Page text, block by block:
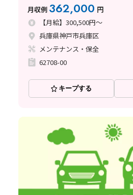
月収例 362,000 円
【月給】300,500円～
兵庫県神戸市兵庫区
メンテナンス・保全
62708-00
キープする